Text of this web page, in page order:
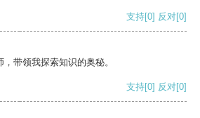
支持[0] 反对[0]
带领我探索知识的奥秘。
支持[0] 反对[0]